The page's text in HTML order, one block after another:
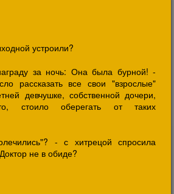
устроили?
за ночь: Она была бурной! -
рассказать все свои "взрослые"
девчушке, собственной дочери,
стоило оберегать от таких
- с хитрецой спросила
не в обиде?